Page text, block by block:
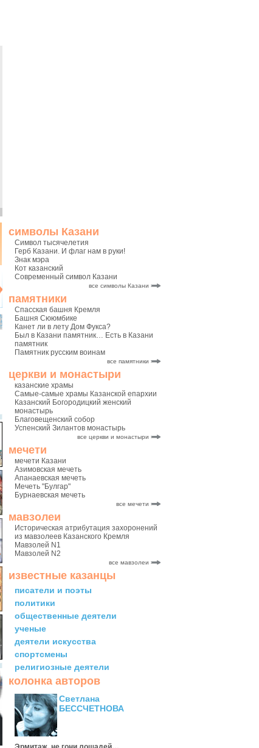
символы Казани
Символ тысячелетия
Герб Казани. И флаг нам в руки!
Знак мэра
Кот казанский
Современный символ Казани
все символы Казани
памятники
Спасская башня Кремля
Башня Сююмбике
Канет ли в лету Дом Фукса?
Был в Казани памятник… Есть в Казани
памятник
Памятник русским воинам
все памятники
церкви и монастыри
казанские храмы
Самые-самые храмы Казанской епархии
Казанский Богородицкий женский
монастырь
Благовещенский собор
Успенский Зилантов монастырь
все церкви и монастыри
мечети
мечети Казани
Азимовская мечеть
Апанаевская мечеть
Мечеть "Булгар"
Бурнаевская мечеть
все мечети
мавзолеи
Историческая атрибутация захоронений
из мавзолеев Казанского Кремля
Мавзолей N1
Мавзолей N2
все мавзолеи
известные казанцы
писатели и поэты
политики
общественные деятели
ученые
деятели искусства
спортсмены
религиозные деятели
колонка авторов
Светлана
БЕССЧЕТНОВА